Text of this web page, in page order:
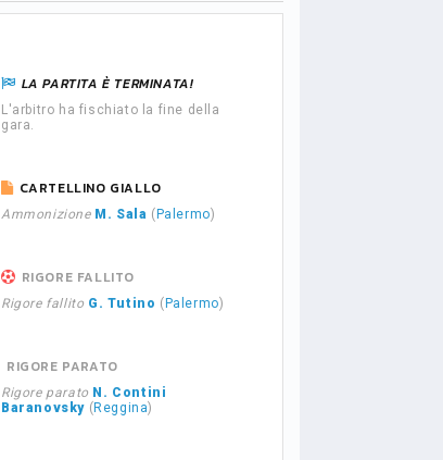
LA PARTITA È TERMINATA!
L'arbitro ha fischiato la fine della
gara.
CARTELLINO GIALLO
Ammonizione M. Sala ( Palermo)
RIGORE FALLITO
Rigore fallito G. Tutino ( Palermo)
RIGORE PARATO
Rigore parato N. Contini
Baranovsky ( Reggina)